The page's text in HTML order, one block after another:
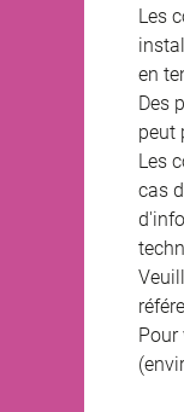
Les
en
Des
peut
Les
cas
Pour